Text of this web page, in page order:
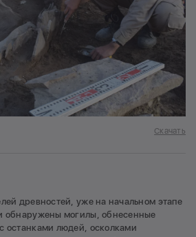
Скачать
древностей, уже на начальном этапе
обнаружены могилы, обнесенные
останками людей, осколками